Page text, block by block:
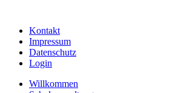
Kontakt
Impressum
Datenschutz
Login
Willkommen